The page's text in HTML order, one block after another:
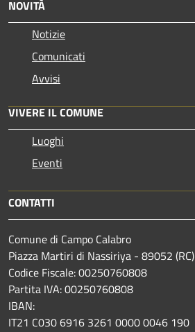
NOVITÀ
Notizie
Comunicati
Avvisi
VIVERE IL COMUNE
Luoghi
Eventi
CONTATTI
Comune di Campo Calabro
Piazza Martiri di Nassiriya - 89052 (RC)
Codice Fiscale: 00250760808
Partita IVA: 00250760808
IBAN:
IT21 C030 6916 3261 0000 0046 190